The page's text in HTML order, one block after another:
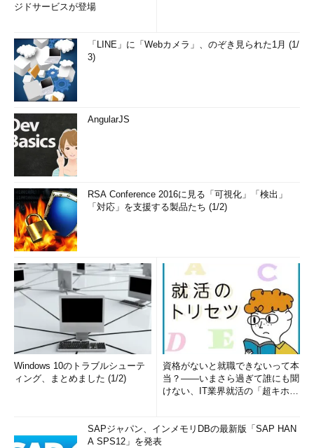
ジドサービスが登場
「LINE」に「Webカメラ」、のぞき見られた1月 (1/
3)
AngularJS
RSA Conference 2016に見る「可視化」「検出」
「対応」を支援する製品たち (1/2)
Windows 10のトラブルシューテ
ィング、まとめました (1/2)
資格がないと就職できないって本
当？――いまさら過ぎて誰にも聞
けない、IT業界就活の「超キホ
SAPジャパン、インメモリDBの最新版「SAP HAN
A SPS12」を発表